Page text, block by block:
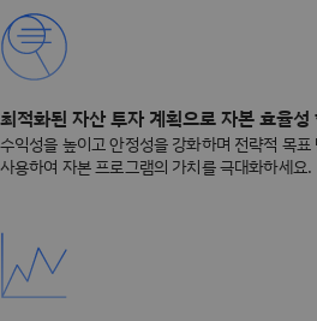
최적화된 자산 투자 계획으로 자본 효율성
수익성을 높이고 안정성을 강화하며 전략적 목
사용하여 자본 프로그램의 가치를 극대화하세요.